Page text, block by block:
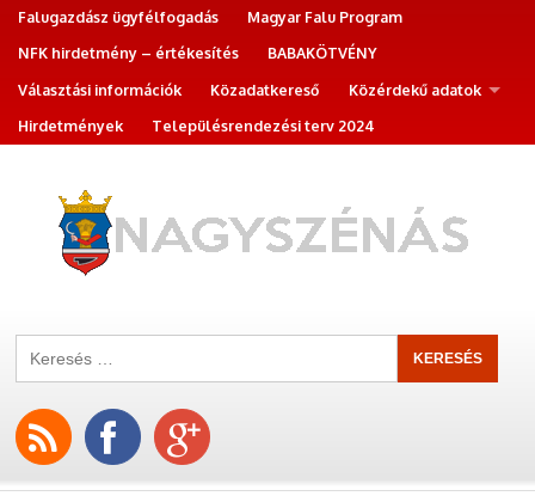
Falugazdász ügyfélfogadás
Magyar Falu Program
NFK hirdetmény – értékesítés
BABAKÖTVÉNY
Választási információk
Közadatkereső
Közérdekű adatok
Hirdetmények
Településrendezési terv 2024